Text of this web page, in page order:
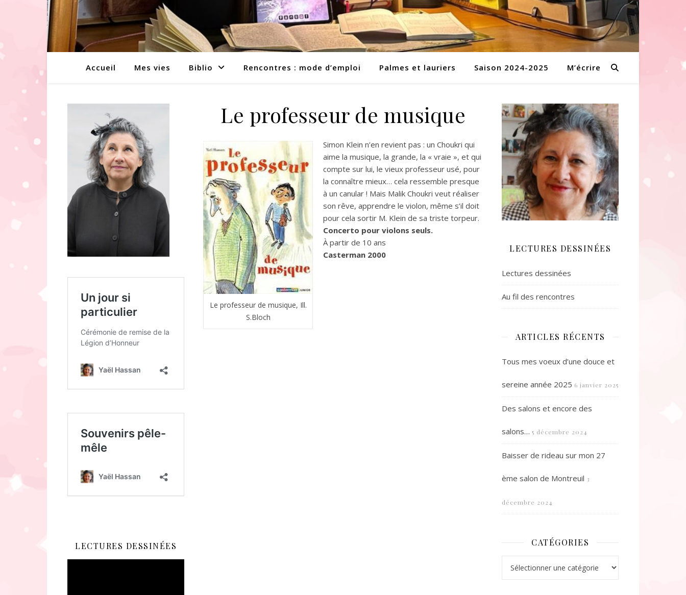
Accueil Mes vies Biblio Rencontres : mode d’emploi Palmes et lauriers Saison 2024-2025 M’écrire
LECTURES DESSINÉES
Le professeur de musique
Le professeur de musique, Ill.
S.Bloch
Simon Klein n’en revient pas : un Choukri qui
aime la musique, la grande, la « vraie », et qui
compte sur lui, le vieux professeur usé, pour
la connaître mieux… cela ressemble presque
à un canular ! Mais Malik Choukri veut réaliser
son rêve, apprendre le violon, même s’il doit
pour cela sortir M. Klein de sa triste torpeur.
Concerto pour violons seuls.
À partir de 10 ans
Casterman 2000
LECTURES DESSINÉES
Lectures dessinées
Au fil des rencontres
ARTICLES RÉCENTS
Tous mes voeux d’une douce et
sereine année 2025 6 janvier 2025
Des salons et encore des
salons… 5 décembre 2024
Baisser de rideau sur mon 27
ème salon de Montreuil 3
décembre 2024
CATÉGORIES